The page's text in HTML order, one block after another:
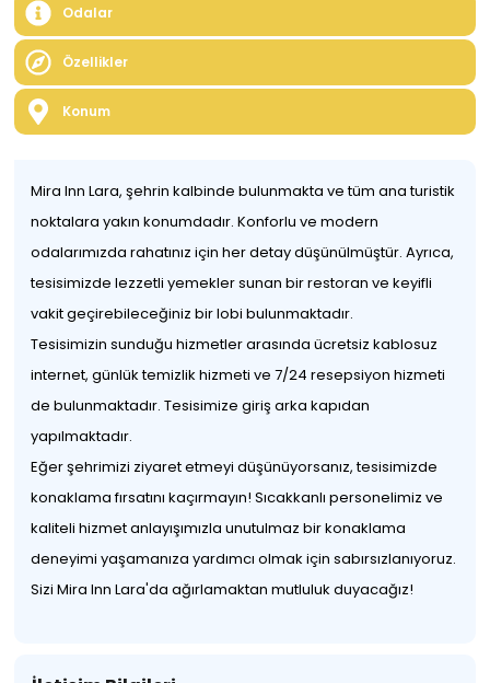
Odalar
Özellikler
Konum
Mira Inn Lara, şehrin kalbinde bulunmakta ve tüm ana turistik
noktalara yakın konumdadır. Konforlu ve modern
odalarımızda rahatınız için her detay düşünülmüştür. Ayrıca,
tesisimizde lezzetli yemekler sunan bir restoran ve keyifli
vakit geçirebileceğiniz bir lobi bulunmaktadır.
Tesisimizin sunduğu hizmetler arasında ücretsiz kablosuz
internet, günlük temizlik hizmeti ve 7/24 resepsiyon hizmeti
de bulunmaktadır. Tesisimize giriş arka kapıdan
yapılmaktadır.
Eğer şehrimizi ziyaret etmeyi düşünüyorsanız, tesisimizde
konaklama fırsatını kaçırmayın! Sıcakkanlı personelimiz ve
kaliteli hizmet anlayışımızla unutulmaz bir konaklama
deneyimi yaşamanıza yardımcı olmak için sabırsızlanıyoruz.
Sizi Mira Inn Lara'da ağırlamaktan mutluluk duyacağız!